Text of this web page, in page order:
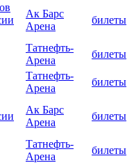
Ак Барс
Арена
билеты
Татнефть-
Арена
билеты
Татнефть-
Арена
билеты
Ак Барс
Арена
билеты
Татнефть-
Арена
билеты